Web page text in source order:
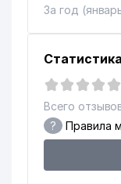
За год
Всего
? Правила